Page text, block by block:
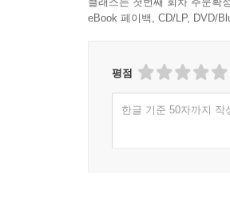
eBook 페이백, CD/LP, DVD/
평점
한글 기준 50자까지 작